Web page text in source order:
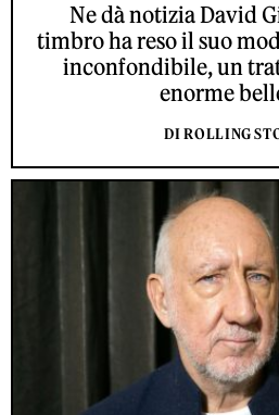
Ne dà notizia David
timbro ha reso il suo
inconfondibile, un
enorme
DI ROLLING